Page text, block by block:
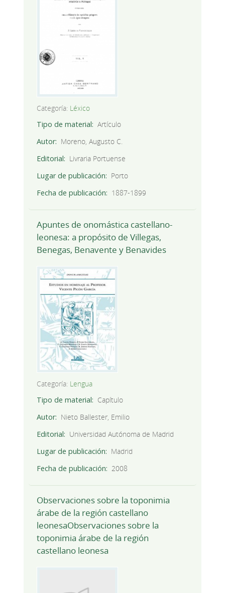
Categoría: Léxico
Tipo de material
Artículo
Autor
Moreno, Augusto C.
Editorial
Livraria Portuense
Lugar de publicación
Porto
Fecha de publicación
1887-1899
Apuntes de onomástica castellano-
leonesa: a propósito de Villegas,
Benegas, Benavente y Benavides
Categoría: Lengua
Tipo de material
Capítulo
Autor
Nieto Ballester, Emilio
Editorial
Universidad Autónoma de Madrid
Lugar de publicación
Madrid
Fecha de publicación
2008
Observaciones sobre la toponimia
árabe de la región castellano
leonesaObservaciones sobre la
toponimia árabe de la región
castellano leonesa